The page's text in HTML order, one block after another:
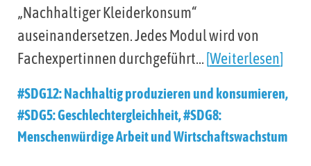
„Nachhaltiger Kleiderkonsum“
auseinandersetzen. Jedes Modul wird von
Fachexpertinnen durchgeführt… Weiterlesen
#SDG12: Nachhaltig produzieren und konsumieren,
#SDG5: Geschlechtergleichheit,#SDG8:
Menschenwürdige Arbeit und Wirtschaftswachstum